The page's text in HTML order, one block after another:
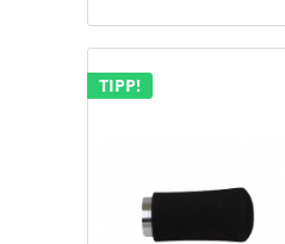
TIPP!